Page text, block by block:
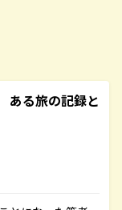
ある旅の記録と